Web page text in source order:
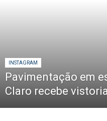
INSTAGRAM
Pavimentação em
Claro recebe